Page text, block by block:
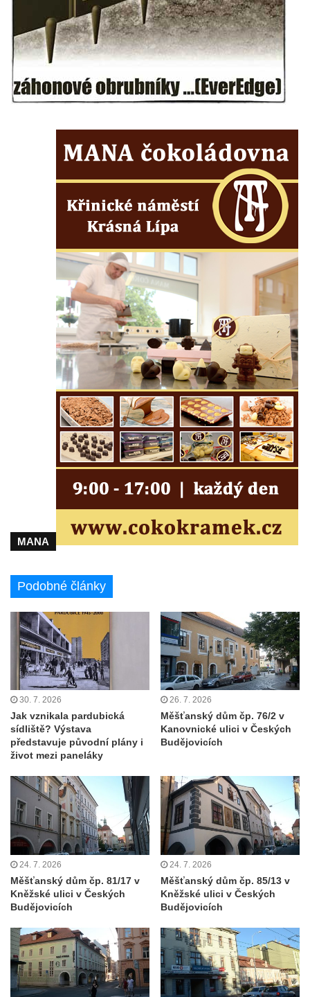
Areál Mikov v Mikulášovicích – Ignaze
Röslera synové, továrna kovového zboží
Dům správce hřbitova v Mikulášovicích
Pohl, továrna na gumové stuhy
Tovární budova jižně od dolního nádraží v
kovové a kancelářské zboží
Schodiště ke kostelu Nanebevzetí Panny
Marie ve Vilémově
Obří sud v Lázních Libverda
Lázeňský dům Jizera čp. 116 v Lázních
Libverda
Lázeňský dům Depandance Vodoléčba čp.
113 v Lázních Libverda
Dům čp. 94 na náměstí T. G. Masaryka ve
Frýdlantu
Dům čp. 104 na náměstí T. G. Masaryka ve
Frýdlantu
Dům čp. 102 na náměstí T. G. Masaryka ve
Frýdlantu
Dům čp. 2 zvaný Na Panské zvůli na
Dům čp. 95 na náměstí T. G. Masaryka ve
Frýdlantu
Dům čp. 42 v Havlíčkově ulici ve Frýdlantu
náměstí T. G. Masaryka ve Frýdlantu
Dům čp. 3 na náměstí T. G. Masaryka ve
Frýdlantu
Bývalý špitál čp. 176 ve Frýdlantu
Čechách
Dům čp. 79 v Mlýnské ulici ve Sloupu v
Dům čp. 134 v Mlýnské ulici ve Sloupu v
Čechách
Dům čp. 101 v ulici Ke Hradu ve Sloupu v
Čechách
Dům čp. 102 v Potoční ulici ve Sloupu v
Čechách
Dům čp. 109 v ulici Ke Hradu ve Sloupu v
Dům čp. 181 v Mikovcově ulici ve Sloupu v
Čechách
Dům čp. 167 v ulici Pod Hradem ve Sloupu
MANA
Podobné články
30. 7. 2026
Jak vznikala pardubická
sídliště? Výstava
představuje původní plány i
život mezi paneláky
26. 7. 2026
Měšťanský dům čp. 76/2 v
Kanovnické ulici v Českých
Budějovicích
24. 7. 2026
Měšťanský dům čp. 81/17 v
Kněžské ulici v Českých
Budějovicích
24. 7. 2026
Měšťanský dům čp. 85/13 v
Kněžské ulici v Českých
Budějovicích